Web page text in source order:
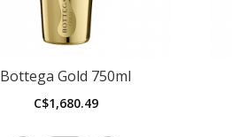
Bottega Gold 750ml
C$1,680.49